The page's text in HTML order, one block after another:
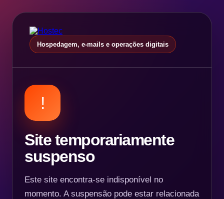
Hospedagem, e-mails e operações digitais
!
Site temporariamente
suspenso
Este site encontra-se indisponível no
momento. A suspensão pode estar relacionada